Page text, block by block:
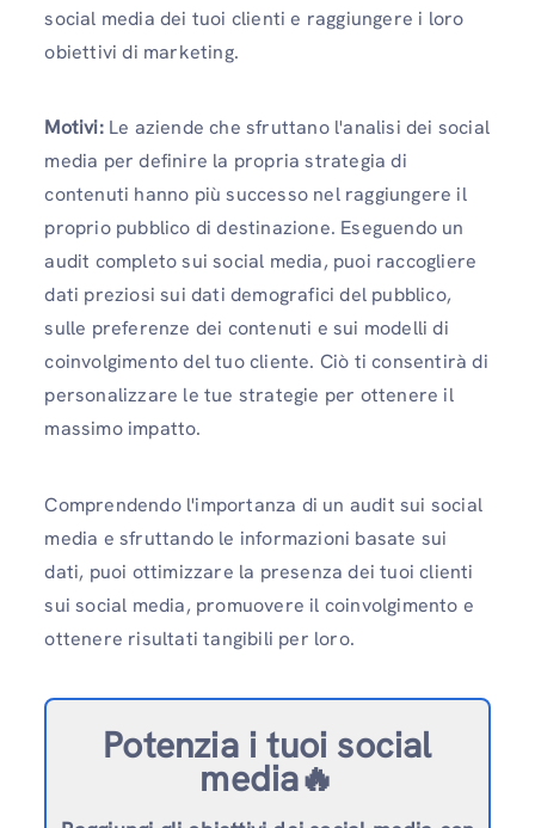
social media dei tuoi clienti e raggiungere i loro
obiettivi di marketing.
Motivi: Le aziende che sfruttano l'analisi dei social
media per definire la propria strategia di
contenuti hanno più successo nel raggiungere il
proprio pubblico di destinazione. Eseguendo un
audit completo sui social media, puoi raccogliere
dati preziosi sui dati demografici del pubblico,
sulle preferenze dei contenuti e sui modelli di
coinvolgimento del tuo cliente. Ciò ti consentirà di
personalizzare le tue strategie per ottenere il
massimo impatto.
Comprendendo l'importanza di un audit sui social
media e sfruttando le informazioni basate sui
dati, puoi ottimizzare la presenza dei tuoi clienti
sui social media, promuovere il coinvolgimento e
ottenere risultati tangibili per loro.
Potenzia i tuoi social
media🔥